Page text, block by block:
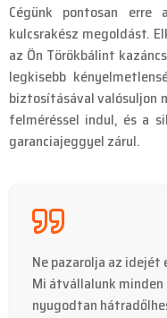
Cégünk pontosan erre
kulcsrakész megoldást.
az Ön Törökbálint
legkisebb
biztosításával valósuljon
felméréssel indul, és a
garanciajeggyel zárul.
Ne pazarolja az
Mi átvállalunk
nyugodtan